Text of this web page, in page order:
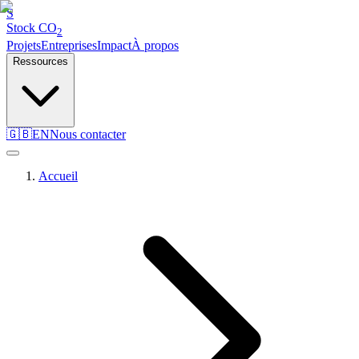
S
Stock CO2
ProjetsEntreprisesImpactÀ propos
Ressources
🇬🇧ENNous contacter
Accueil